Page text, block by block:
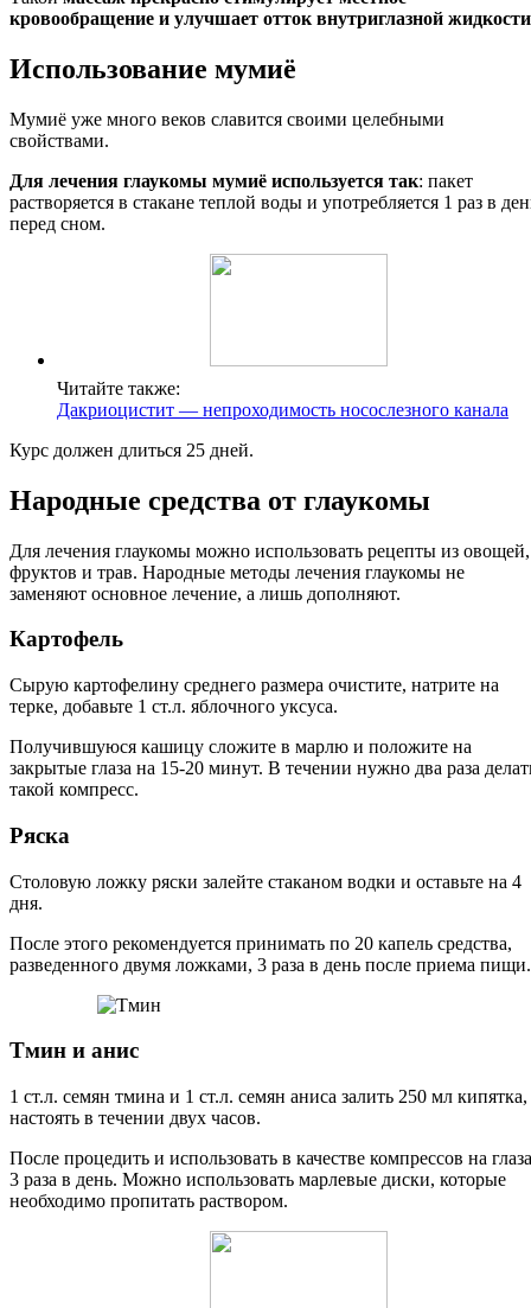
кровообращение и улучшает отток внутриглазной жидкости
Использование мумиё
Мумиё уже много веков славится своими целебными
свойствами.
Для лечения глаукомы мумиё используется так: пакет
растворяется в стакане теплой воды и употребляется 1 раз в
перед сном.
Читайте также:
Дакриоцистит — непроходимость носослезного канала
Курс должен длиться 25 дней.
Народные средства от глаукомы
Для лечения глаукомы можно использовать рецепты из овощей,
фруктов и трав. Народные методы лечения глаукомы не
заменяют основное лечение, а лишь дополняют.
Картофель
Сырую картофелину среднего размера очистите, натрите на
терке, добавьте 1 ст.л. яблочного уксуса.
Получившуюся кашицу сложите в марлю и положите на
закрытые глаза на 15-20 минут. В течении нужно два раза
такой компресс.
Ряска
Столовую ложку ряски залейте стаканом водки и оставьте на 4
дня.
После этого рекомендуется принимать по 20 капель средства,
разведенного двумя ложками, 3 раза в день после приема пищи.
Тмин и анис
1 ст.л. семян тмина и 1 ст.л. семян аниса залить 250 мл кипятка,
настоять в течении двух часов.
После процедить и использовать в качестве компрессов на глаза
3 раза в день. Можно использовать марлевые диски, которые
необходимо пропитать раствором.